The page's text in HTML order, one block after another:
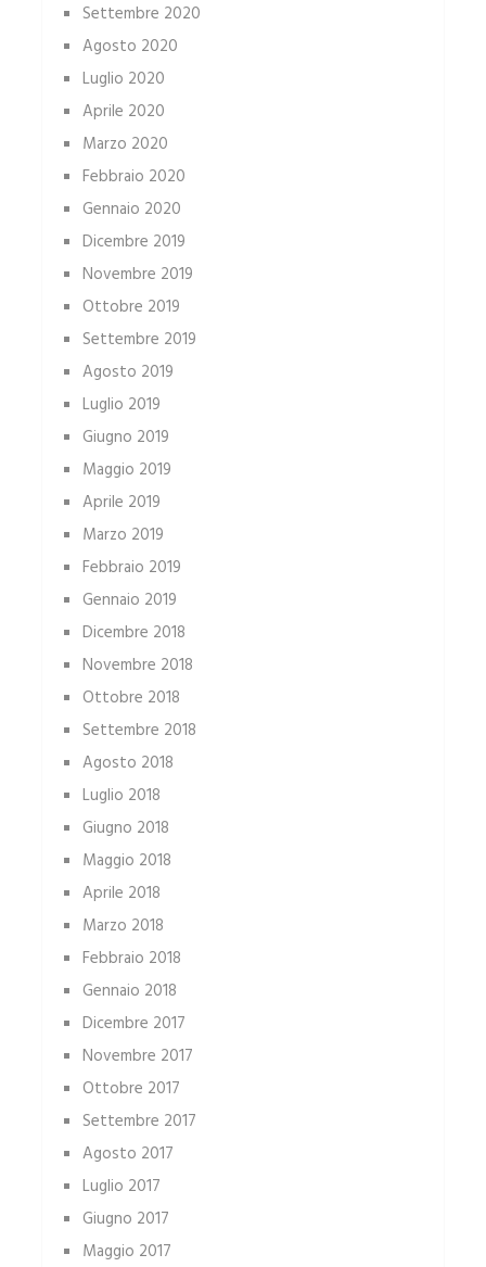
Settembre 2020
Agosto 2020
Luglio 2020
Aprile 2020
Marzo 2020
Febbraio 2020
Gennaio 2020
Dicembre 2019
Novembre 2019
Ottobre 2019
Settembre 2019
Agosto 2019
Luglio 2019
Giugno 2019
Maggio 2019
Aprile 2019
Marzo 2019
Febbraio 2019
Gennaio 2019
Dicembre 2018
Novembre 2018
Ottobre 2018
Settembre 2018
Agosto 2018
Luglio 2018
Giugno 2018
Maggio 2018
Aprile 2018
Marzo 2018
Febbraio 2018
Gennaio 2018
Dicembre 2017
Novembre 2017
Ottobre 2017
Settembre 2017
Agosto 2017
Luglio 2017
Giugno 2017
Maggio 2017